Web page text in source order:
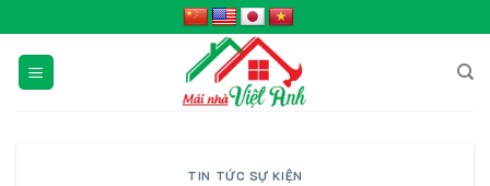
to
content
TIN TỨC SỰ KIỆN